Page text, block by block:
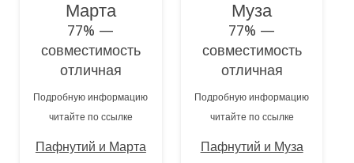
Марта
77% —
совместимость
отличная
Подробную информацию
читайте по ссылке
Пафнутий и Марта
Муза
77% —
совместимость
отличная
Подробную информацию
читайте по ссылке
Пафнутий и Муза